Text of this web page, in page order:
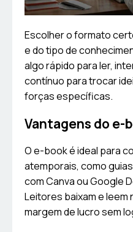
Escolher o formato
e do tipo de
algo rápido para ler,
contínuo para trocar
forças específicas.
Vantagens do e-
O e-book é ideal para
atemporais, como
com Canva ou Google
Leitores baixam e leem
margem de lucro sem